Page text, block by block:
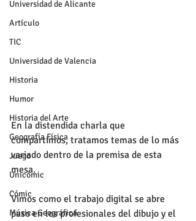
Universidad de Alicante
Artículo
TIC
Universidad de Valencia
Historia
Humor
Historia del Arte
Geografía Física
Juego
Unicómic
Cómic
Música Geográfica
En la distendida charla que
compartimos, tratamos temas de lo más
variado dentro de la premisa de esta
mesa.
Vimos como el trabajo digital se abre
paso en los profesionales del dibujo y el